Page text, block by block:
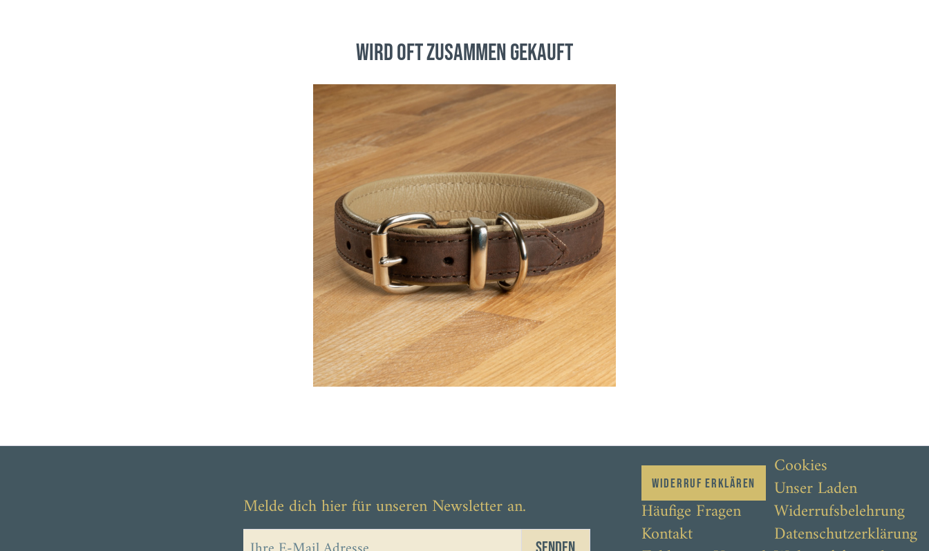
wird oft zusammen gekauft
Melde dich hier für unseren Newsletter an.
Widerruf erklären
Häufige Fragen
Kontakt
Cookies
Unser Laden
Widerrufsbelehrung
Datenschutzerklärung